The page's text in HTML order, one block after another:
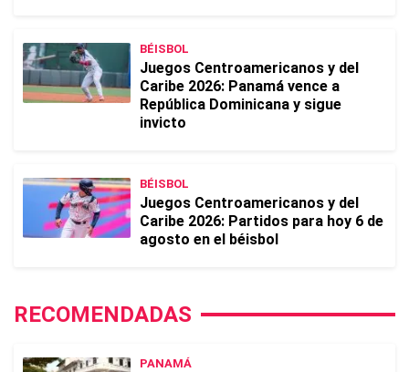
BÉISBOL
Juegos Centroamericanos y del
Caribe 2026: Panamá vence a
República Dominicana y sigue
invicto
BÉISBOL
Juegos Centroamericanos y del
Caribe 2026: Partidos para hoy 6 de
agosto en el béisbol
RECOMENDADAS
PANAMÁ